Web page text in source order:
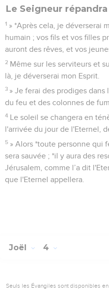
Le Seigneur
1 » *Après cela, je déverserai
humain ; vos fils et vos filles
auront des rêves, et vos
2 Même sur les serviteurs et
là, je déverserai mon Esprit.
3 » Je ferai des prodiges dans
du feu et des colonnes de
4 Le soleil se changera en
l'arrivée du jour de l'Eternel,
5 » Alors *toute personne qui
sera sauvée ; *il y aura des
Jérusalem, comme l’a dit
que l'Eternel appellera.
Joël 4
Seuls les Évangiles sont disponibles